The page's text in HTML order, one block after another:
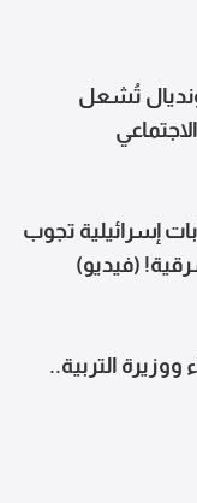
تُشعل
إسرائيلية تجوب
(فيديو)
التربية..